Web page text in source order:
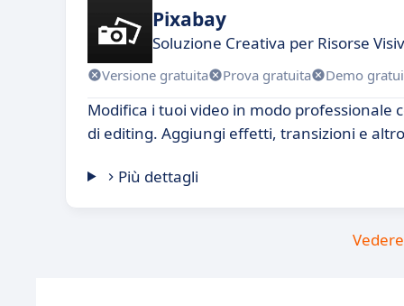
Pixabay
Soluzione Creativa per Risorse
Versione gratuita Prova gratuita Demo
Modifica i tuoi video in modo professionale
di editing. Aggiungi effetti, transizioni e
Più dettagli